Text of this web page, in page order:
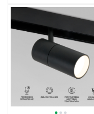
Elektrostandard Slim
Magnetic 85073/01